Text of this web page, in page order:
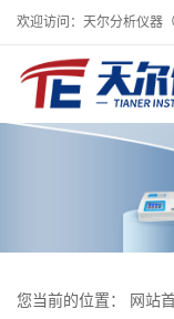
欢迎访问：天尔分析仪器
您当前的位置： 网站